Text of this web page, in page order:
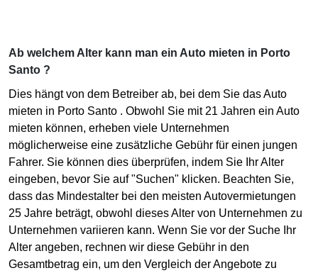
Ab welchem Alter kann man ein Auto mieten in Porto
Santo ?
Dies hängt von dem Betreiber ab, bei dem Sie das Auto
mieten in Porto Santo . Obwohl Sie mit 21 Jahren ein Auto
mieten können, erheben viele Unternehmen
möglicherweise eine zusätzliche Gebühr für einen jungen
Fahrer. Sie können dies überprüfen, indem Sie Ihr Alter
eingeben, bevor Sie auf "Suchen" klicken. Beachten Sie,
dass das Mindestalter bei den meisten Autovermietungen
25 Jahre beträgt, obwohl dieses Alter von Unternehmen zu
Unternehmen variieren kann. Wenn Sie vor der Suche Ihr
Alter angeben, rechnen wir diese Gebühr in den
Gesamtbetrag ein, um den Vergleich der Angebote zu